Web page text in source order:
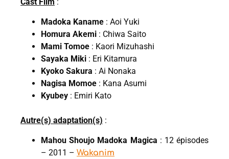
Madoka Kaname : Aoi Yuki
Homura Akemi : Chiwa Saito
Mami Tomoe : Kaori Mizuhashi
Sayaka Miki : Eri Kitamura
Kyoko Sakura : Ai Nonaka
Nagisa Momoe : Kana Asumi
Kyubey : Emiri Kato
Autre(s) adaptation(s) :
Mahou Shoujo Madoka Magica : 12 épisodes
– 2011 – Wakanim